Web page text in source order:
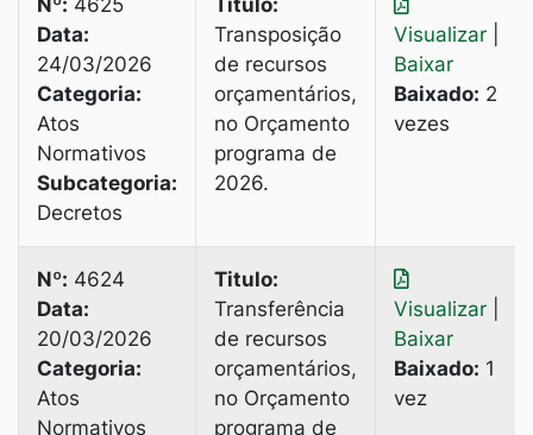
Nº: 4625
Data:
24/03/2026
Categoria:
Atos
Normativos
Subcategoria:
Decretos
Titulo:
Transposição
de recursos
orçamentários,
no Orçamento
programa de
2026.
Visualizar
Baixar
Baixado: 2
vezes
Nº: 4624
Data:
20/03/2026
Categoria:
Atos
Normativos
Titulo:
Transferência
de recursos
orçamentários,
no Orçamento
programa de
Visualizar
Baixar
Baixado: 1
vez